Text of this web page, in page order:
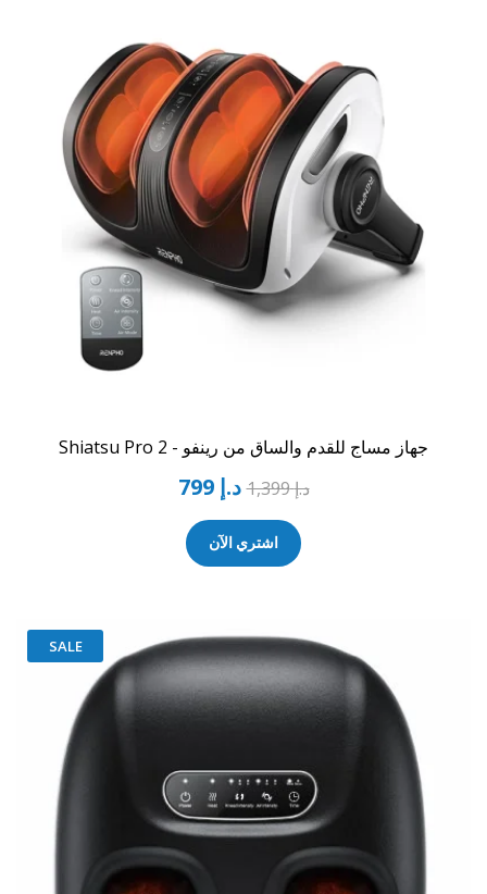
جهاز مساج للقدم والساق من رينفو - Shiatsu Pro 2
د.إ1,399 د.إ 799
اشتري الآن
SALE